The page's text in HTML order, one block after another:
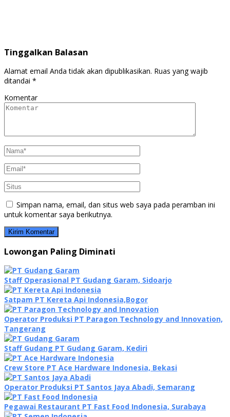
Tinggalkan Balasan
Alamat email Anda tidak akan dipublikasikan. Ruas yang wajib
ditandai *
Komentar
Simpan nama, email, dan situs web saya pada peramban ini
untuk komentar saya berikutnya.
Lowongan Paling Diminati
Staff Operasional PT Gudang Garam, Sidoarjo
Satpam PT Kereta Api Indonesia,Bogor
Operator Produksi PT Paragon Technology and Innovation,
Tangerang
Staff Gudang PT Gudang Garam, Kediri
Crew Store PT Ace Hardware Indonesia, Bekasi
Operator Produksi PT Santos Jaya Abadi, Semarang
Pegawai Restaurant PT Fast Food Indonesia, Surabaya